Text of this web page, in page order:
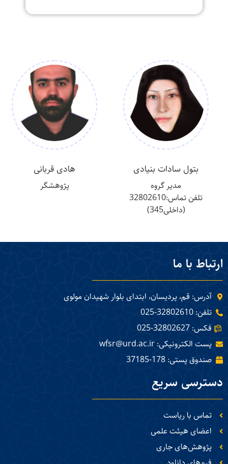
بتول سادات بنیادی
مدیر گروه
تلفن تماس:32802610
(داخلی345)
هادی قربانی
پژوهشگر
ارتباط با ما
آدرس: قم، پردیسان، ابتدای بلوار شهیدان مولوی
تلفن: 32802610-025
فکس: 32802627-025
پست الکترونیکی: wfsr@urd.ac.ir
صندوق پستی: 178-37185
دسترسی سریع
تماس با ریاست
اعضای هیئت علمی
پژوهش‌های جاری